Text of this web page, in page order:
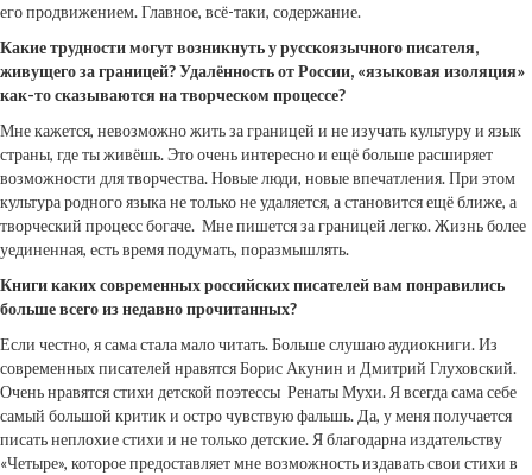
его продвижением. Главное, всё-таки, содержание.
Какие трудности могут возникнуть у русскоязычного писателя,
живущего за границей? Удалённость от России, «языковая изоляция»
как-то сказываются на творческом процессе?
Мне кажется, невозможно жить за границей и не изучать культуру и язык
страны, где ты живёшь. Это очень интересно и ещё больше расширяет
возможности для творчества. Новые люди, новые впечатления. При этом
культура родного языка не только не удаляется, а становится ещё ближе, а
творческий процесс богаче. Мне пишется за границей легко. Жизнь более
уединенная, есть время подумать, поразмышлять.
Книги каких современных российских писателей вам понравились
больше всего из недавно прочитанных?
Если честно, я сама стала мало читать. Больше слушаю аудиокниги. Из
современных писателей нравятся Борис Акунин и Дмитрий Глуховский.
Очень нравятся стихи детской поэтессы Ренаты Мухи. Я всегда сама себе
самый большой критик и остро чувствую фальшь. Да, у меня получается
писать неплохие стихи и не только детские. Я благодарна издательству
«Четыре», которое предоставляет мне возможность издавать свои стихи в